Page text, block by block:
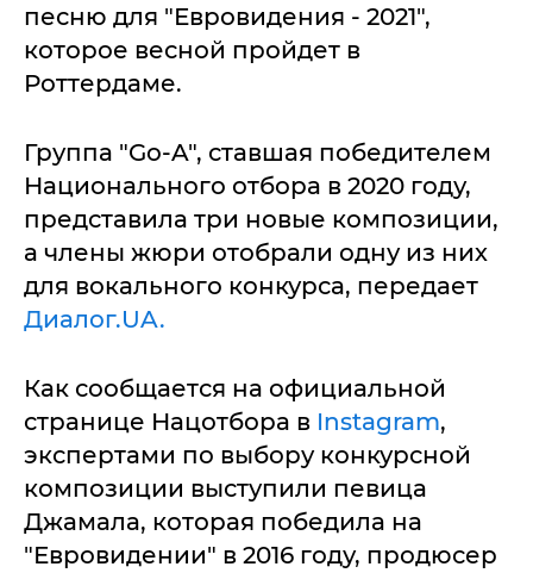
песню для "Евровидения - 2021",
которое весной пройдет в
Роттердаме.
Группа "Gо-A", ставшая победителем
Национального отбора в 2020 году,
представила три новые композиции,
а члены жюри отобрали одну из них
для вокального конкурса, передает
Диалог.UA.
Как сообщается на официальной
странице Нацотбора в Instagram,
экспертами по выбору конкурсной
композиции выступили певица
Джамала, которая победила на
"Евровидении" в 2016 году, продюсер